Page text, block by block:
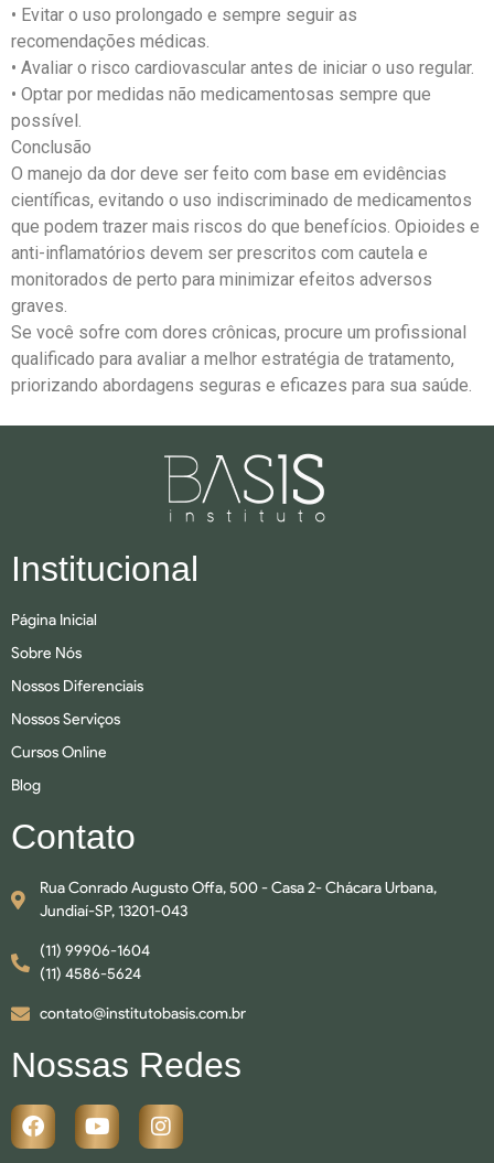
• Evitar o uso prolongado e sempre seguir as
recomendações médicas.
• Avaliar o risco cardiovascular antes de iniciar o uso regular.
• Optar por medidas não medicamentosas sempre que
possível.
Conclusão
O manejo da dor deve ser feito com base em evidências
científicas, evitando o uso indiscriminado de medicamentos
que podem trazer mais riscos do que benefícios. Opioides e
anti-inflamatórios devem ser prescritos com cautela e
monitorados de perto para minimizar efeitos adversos
graves.
Se você sofre com dores crônicas, procure um profissional
qualificado para avaliar a melhor estratégia de tratamento,
priorizando abordagens seguras e eficazes para sua saúde.
Institucional
Página Inicial
Sobre Nós
Nossos Diferenciais
Nossos Serviços
Cursos Online
Blog
Contato
Rua Conrado Augusto Offa, 500 - Casa 2- Chácara Urbana,
Jundiaí-SP, 13201-043
(11) 99906-1604
(11) 4586-5624
contato@institutobasis.com.br
Nossas Redes